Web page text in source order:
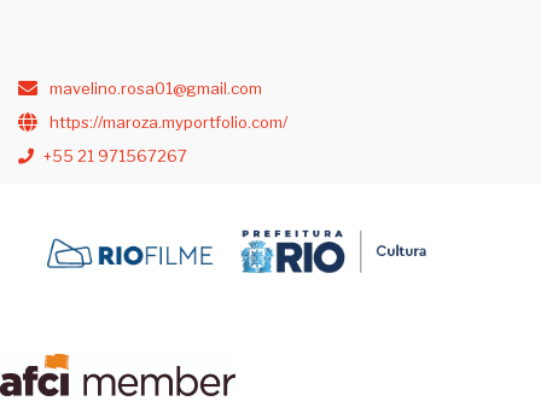
mavelino.rosa01@gmail.com
https://maroza.myportfolio.com/
+55 21 971567267